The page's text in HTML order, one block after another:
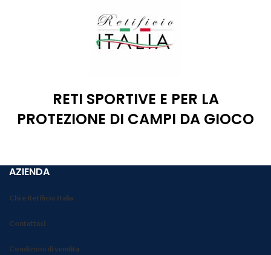
RETI SPORTIVE E PER LA
PROTEZIONE DI CAMPI DA GIOCO
AZIENDA
Chi è Retificio Italia
Contattaci
Condizioni di vendita